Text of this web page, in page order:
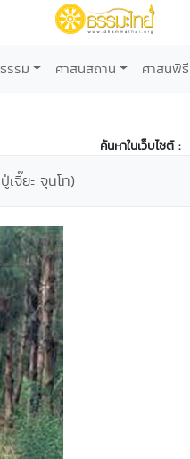
รรม ศาสนสถาน ศาสนพิธี
ค้นหาในเว็บไซต์ :
จี๊ยะ จุนโท)